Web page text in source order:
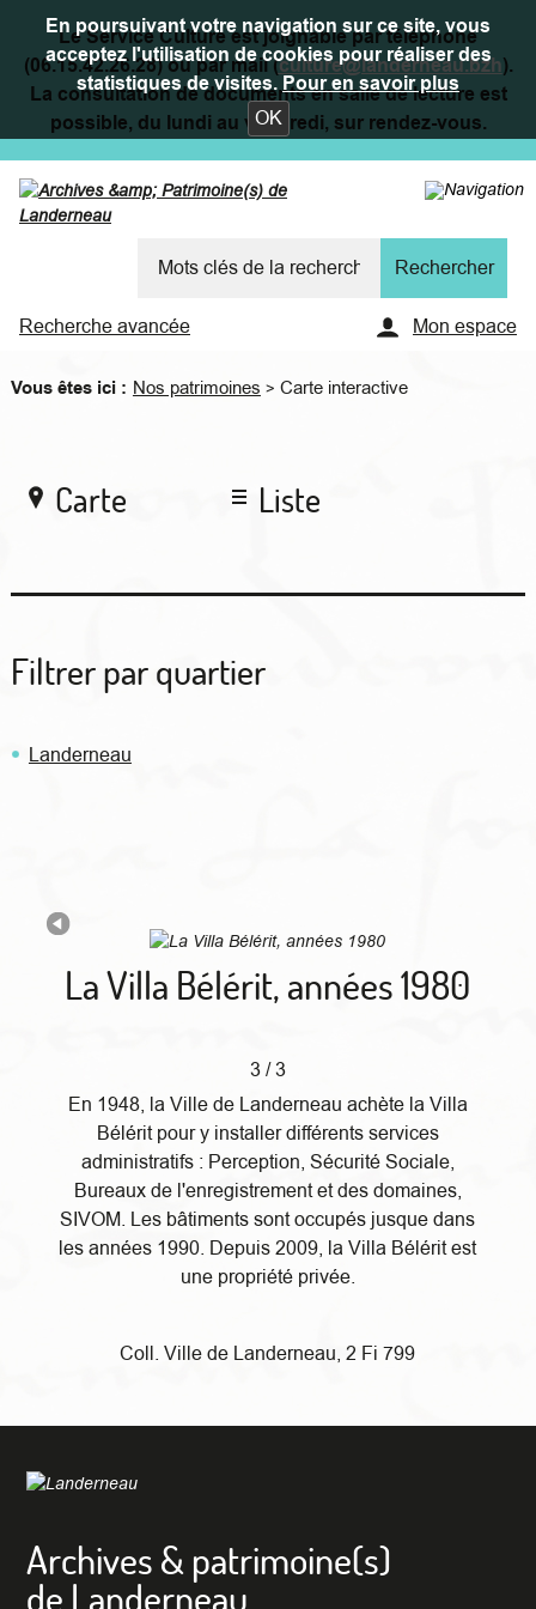
En poursuivant votre navigation sur ce site, vous
acceptez l'utilisation de cookies pour réaliser des
statistiques de visites.Pour en savoir plus
OK
Le Service Culture est joignable par téléphone
(06.15.42.26.28) ou par mail (culture@landerneau.bzh).
La consultation de documents en salle de lecture est
possible, du lundi au vendredi, sur rendez-vous.
Recherche avancée Mon espace
Vous êtes ici : Nos patrimoines > Carte interactive
Carte Liste
Filtrer par quartier
Landerneau
La Villa Bélérit, années 1980
3 / 3
En 1948, la Ville de Landerneau achète la Villa
Bélérit pour y installer différents services
administratifs : Perception, Sécurité Sociale,
Bureaux de l'enregistrement et des domaines,
SIVOM. Les bâtiments sont occupés jusque dans
les années 1990. Depuis 2009, la Villa Bélérit est
une propriété privée.
Coll. Ville de Landerneau, 2 Fi 799
Archives & patrimoine(s)
de Landerneau